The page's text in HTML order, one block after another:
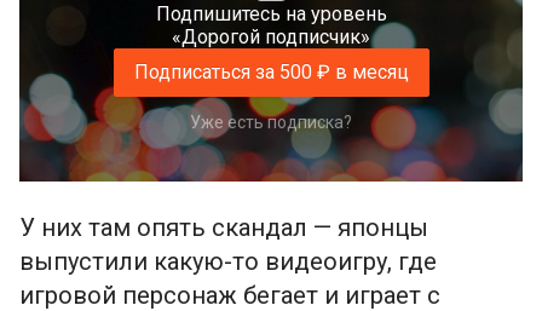
Подпишитесь на уровень
«Дорогой подписчик»
Подписаться за 500 ₽ в месяц
Уже есть подписка?
У них там опять скандал — японцы
выпустили какую-то видеоигру, где
игровой персонаж бегает и играет с